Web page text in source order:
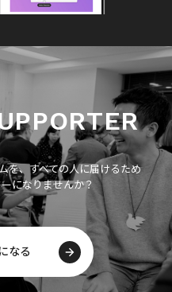
を、すべての人に届けるため
になりませんか？
なる